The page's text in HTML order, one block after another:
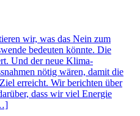
wir, was das Nein zum
bedeuten könnte. Die
Und der neue Klima-
nötig wären, damit die
erreicht. Wir berichten über
dass wir viel Energie